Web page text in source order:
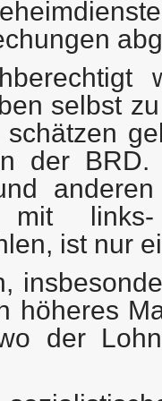
selbst
der BRD.
links-
ist nur
höheres
der